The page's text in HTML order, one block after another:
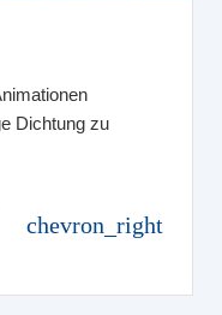
Dichtung zu
chevron_right